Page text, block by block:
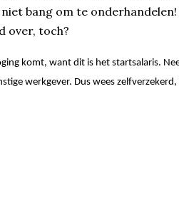
bang om te onderhandelen!
over, toch?
komt, want dit is het startsalaris.
werkgever. Dus wees